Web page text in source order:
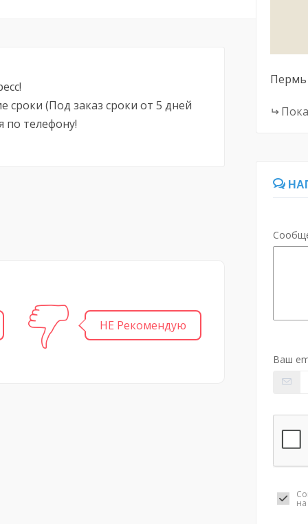
сроки (Под заказ сроки от 5 дней
по телефону!
НЕ Рекомендую
Пермь
Ваш
на